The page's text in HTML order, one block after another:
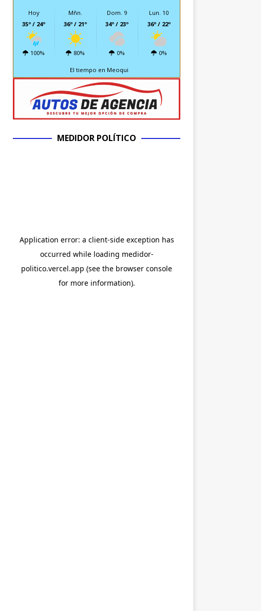
Hoy
35º / 24º
100%
Mñn.
36º / 21º
80%
Dom. 9
34º / 23º
0%
Lun. 10
36º / 22º
0%
El tiempo en Meoqui
MEDIDOR POLÍTICO